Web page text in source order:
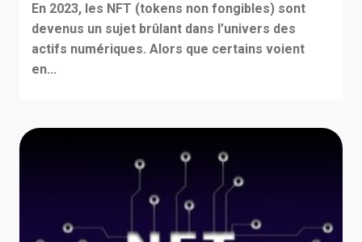
En 2023, les NFT (tokens non fongibles) sont
devenus un sujet brûlant dans l’univers des
actifs numériques. Alors que certains voient
en...